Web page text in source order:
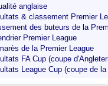
anglaise
& classement Premier
des buteurs de la
Premier League
de la Premier League
FA Cup (coupe
League Cup (coupe de la